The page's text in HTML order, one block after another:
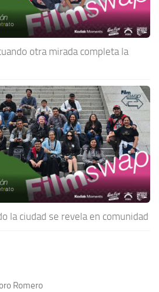
otra mirada completa la
la ciudad se revela en comunidad
Romero